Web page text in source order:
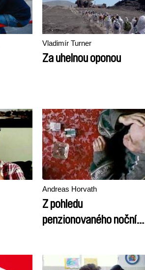
Vladimír Turner
Za uhelnou oponou
Andreas Horvath
Z pohledu
penzionovaného nočního